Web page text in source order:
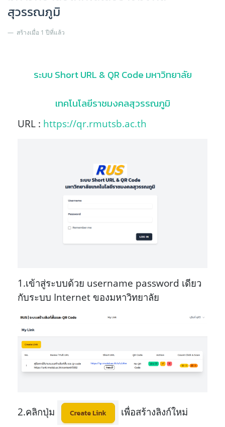
สุวรรณภูมิ
สร้างเมื่อ 1 ปีที่แล้ว
ระบบ Short URL & QR Code มหาวิทยาลัย
เทคโนโลยีราชมงคลสุวรรณภูมิ
URL : https://qr.rmutsb.ac.th
1.เข้าสู่ระบบด้วย username password เดียว
กับระบบ Internet ของมหาวิทยาลัย
2.คลิกปุ่ม เพื่อสร้างลิงก์ใหม่